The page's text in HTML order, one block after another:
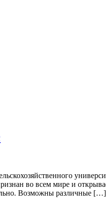
во всем мире и
Возможны различные […]